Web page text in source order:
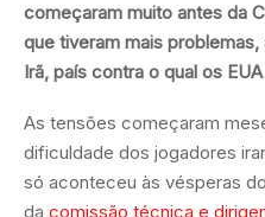
começaram muito antes da
que tiveram mais
Irã, país contra o qual os
As tensões começaram
dificuldade dos jogadores
só aconteceu às vésperas
da comissão técnica e